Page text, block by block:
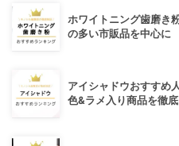
ホワイトニング歯磨き
の多い市販品を中心に
アイシャドウおすすめ
色&ラメ入り商品を徹底